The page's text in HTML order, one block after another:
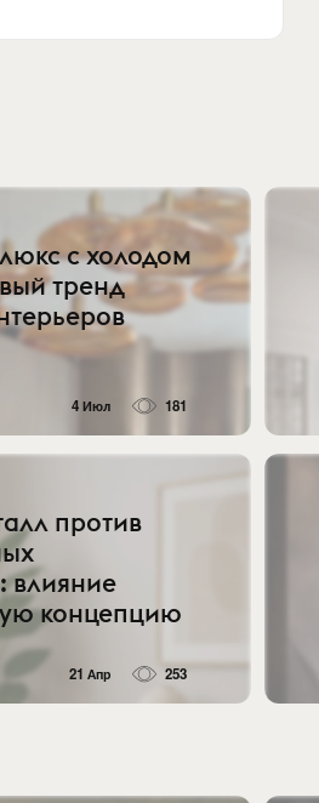
с холодом
тренд
4 Июл 181
против
влияние
концепцию
21 Апр 253